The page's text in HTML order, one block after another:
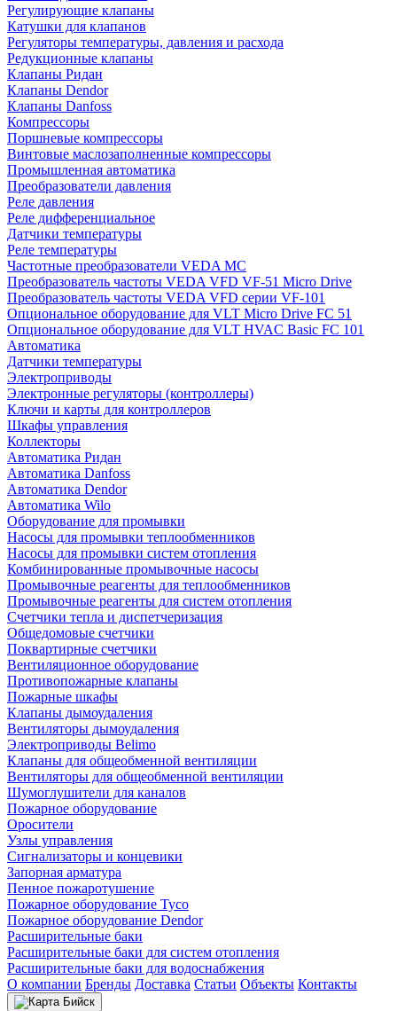
Регулирующие клапаны
Катушки для клапанов
Регуляторы температуры, давления и расхода
Редукционные клапаны
Клапаны Ридан
Клапаны Dendor
Клапаны Danfoss
Компрессоры
Поршневые компрессоры
Винтовые маслозаполненные компрессоры
Промышленная автоматика
Преобразователи давления
Реле давления
Реле дифференциальное
Датчики температуры
Реле температуры
Частотные преобразователи VEDA MC
Преобразователь частоты VEDA VFD VF-51 Micro Drive
Преобразователь частоты VEDA VFD серии VF-101
Опциональное оборудование для VLT Micro Drive FC 51
Опциональное оборудование для VLT HVAC Basic FC 101
Автоматика
Датчики температуры
Электроприводы
Электронные регуляторы (контроллеры)
Ключи и карты для контроллеров
Шкафы управления
Коллекторы
Автоматика Ридан
Автоматика Danfoss
Автоматика Dendor
Автоматика Wilo
Оборудование для промывки
Насосы для промывки теплообменников
Насосы для промывки систем отопления
Комбинированные промывочные насосы
Промывочные реагенты для теплообменников
Промывочные реагенты для систем отопления
Счетчики тепла и диспетчеризация
Общедомовые счетчики
Поквартирные счетчики
Вентиляционное оборудование
Противопожарные клапаны
Пожарные шкафы
Клапаны дымоудаления
Вентиляторы дымоудаления
Электроприводы Belimo
Клапаны для общеобменной вентиляции
Вентиляторы для общеобменной вентиляции
Шумоглушители для каналов
Пожарное оборудование
Оросители
Узлы управления
Сигнализаторы и концевики
Запорная арматура
Пенное пожаротушение
Пожарное оборудование Tyco
Пожарное оборудование Dendor
Расширительные баки
Расширительные баки для систем отопления
Расширительные баки для водоснабжения
О компании Бренды Доставка Статьи Объекты Контакты
Бийск